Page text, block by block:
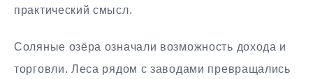
практический смысл.
Соляные озёра означали возможность дохода и
торговли. Леса рядом с заводами превращались